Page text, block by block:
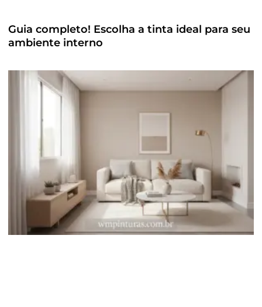
Guia completo! Escolha a tinta ideal para seu
ambiente interno